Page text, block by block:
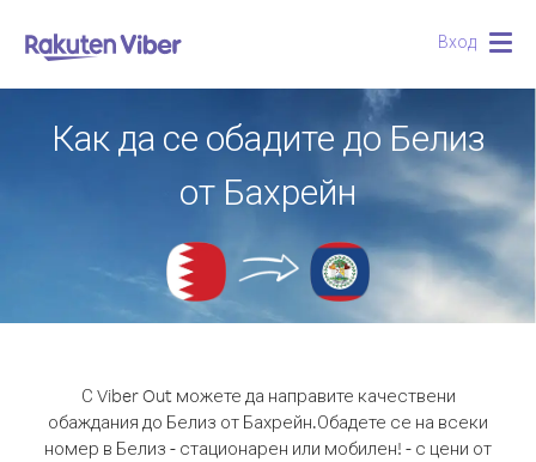
Вход
Как да се обадите до Белиз
от Бахрейн
С Viber Out можете да направите качествени
обаждания до Белиз от Бахрейн.Обадете се на всеки
номер в Белиз - стационарен или мобилен! - с цени от